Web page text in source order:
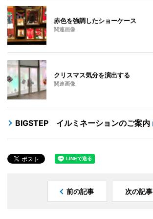
赤色を強調したショーケース
関連画像
クリスマス気分を演出する
関連画像
BIGSTEP イルミネーションのご案内
前の記事 次の記事